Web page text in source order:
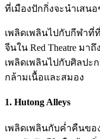
ที่เมืองปักกิ่งจะนำเสน
เพลิดเพลินไปกับกีฬาที่
จีนใน Red Theatre มา
เพลิดเพลินไปกับศิลปะ
กล้ามเนื้อและสมอง
1. Hutong Alleys
เพลิดเพลินกับค่ำคืนข